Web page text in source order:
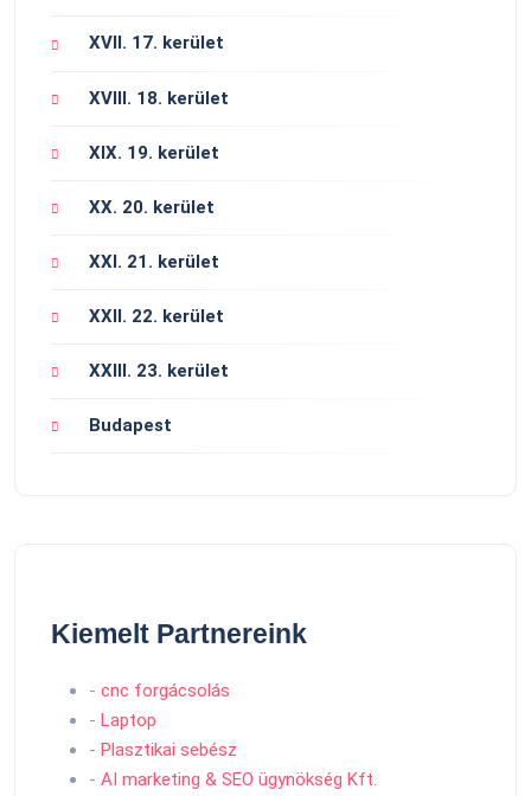
XVII. 17. kerület
XVIII. 18. kerület
XIX. 19. kerület
XX. 20. kerület
XXI. 21. kerület
XXII. 22. kerület
XXIII. 23. kerület
Budapest
Kiemelt Partnereink
- cnc forgácsolás
- Laptop
- Plasztikai sebész
- AI marketing & SEO ügynökség Kft.